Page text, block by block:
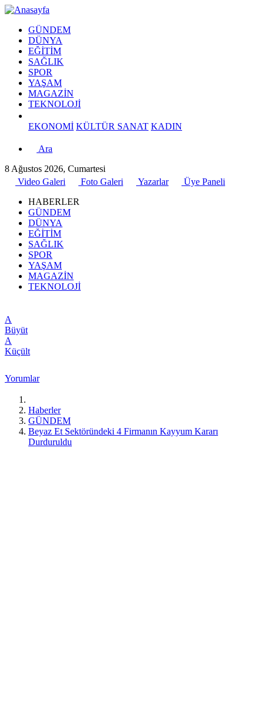
GÜNDEM
DÜNYA
EĞİTİM
SAĞLIK
SPOR
YAŞAM
MAGAZİN
TEKNOLOJİ
EKONOMİ KÜLTÜR SANAT KADIN
Ara
8 Ağustos 2026, Cumartesi
Video Galeri
Foto Galeri Yazarlar
Üye Paneli
HABERLER
GÜNDEM
DÜNYA
EĞİTİM
SAĞLIK
SPOR
YAŞAM
MAGAZİN
TEKNOLOJİ
A
Büyüt
A
Küçült
Yorumlar
Haberler
GÜNDEM
Beyaz Et Sektöründeki 4 Firmanın Kayyum Kararı
Durduruldu